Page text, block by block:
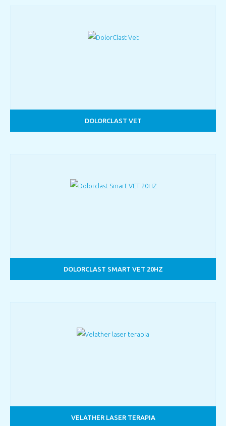
DOLORCLAST VET
DOLORCLAST SMART VET 20HZ
VELATHER LASER TERAPIA